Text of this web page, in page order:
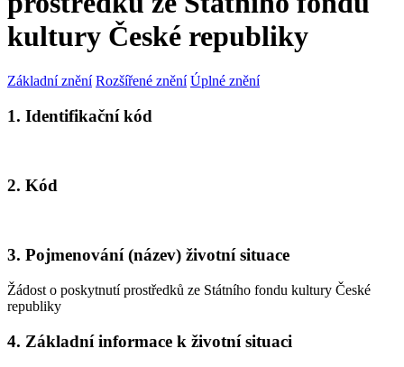
kultury České republiky
Základní znění Rozšířené znění Úplné znění
1. Identifikační kód
2. Kód
3. Pojmenování (název) životní situace
Žádost o poskytnutí prostředků ze Státního fondu kultury České
republiky
4. Základní informace k životní situaci